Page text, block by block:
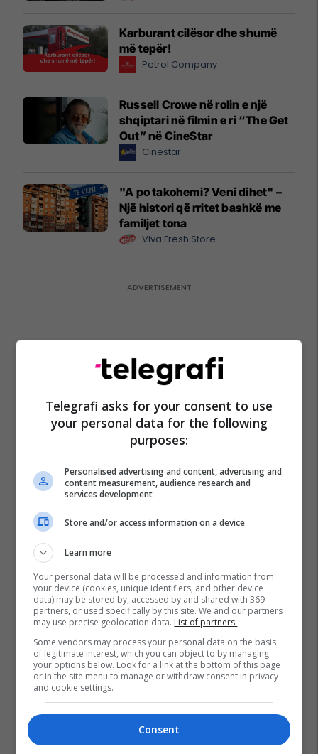
Karburant cilësor dhe shumë
më tepër!
Petrol Company
Russell Crowe në rolin e një
shqiptari në filmin e ri “The Get
Out” në CineStar
Cinestar
"A po takohemi? Veni dihet" –
Një histori që rritet bashkë me
familjet tona
Viva Fresh Store
Telegrafi asks for your consent to use
your personal data for the following
purposes:
Personalised advertising and content, advertising and
content measurement, audience research and
services development
Store and/or access information on a device
Learn more
Your personal data will be processed and information from
your device (cookies, unique identifiers, and other device
data) may be stored by, accessed by and shared with 369
partners, or used specifically by this site. We and our partners
may use precise geolocation data. List of partners.
Some vendors may process your personal data on the basis
of legitimate interest, which you can object to by managing
your options below. Look for a link at the bottom of this page
or in the site menu to manage or withdraw consent in privacy
and cookie settings.
Consent